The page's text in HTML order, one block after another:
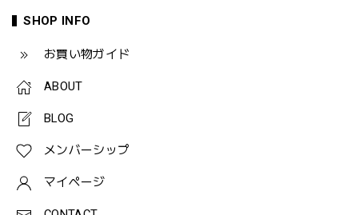
SHOP INFO
お買い物ガイド
ABOUT
BLOG
メンバーシップ
マイページ